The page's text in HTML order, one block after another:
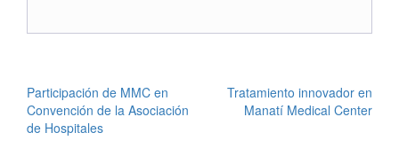
POST
NAVIGATION
Participación de MMC en
Convención de la Asociación
de Hospitales
Tratamiento innovador en
Manatí Medical Center